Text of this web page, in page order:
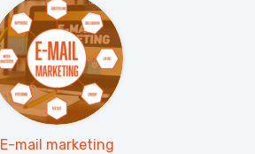
E-mail marketing